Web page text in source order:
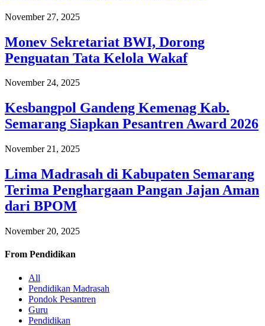
November 27, 2025
Monev Sekretariat BWI, Dorong
Penguatan Tata Kelola Wakaf
November 24, 2025
Kesbangpol Gandeng Kemenag Kab.
Semarang Siapkan Pesantren Award 2026
November 21, 2025
Lima Madrasah di Kabupaten Semarang
Terima Penghargaan Pangan Jajan Aman
dari BPOM
November 20, 2025
From Pendidikan
All
Pendidikan Madrasah
Pondok Pesantren
Guru
Pendidikan